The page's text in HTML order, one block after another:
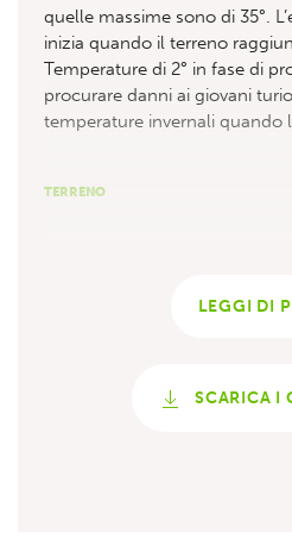
quelle massime sono di 35°.
inizia quando il terreno
Temperature di 2° in fase di
procurare danni ai giovani
temperature invernali quando
TERRENO
6-7,5. Tollera la salinità. È
trapianto. Attendere 5 anni
LEGGI DI
SCARICA I